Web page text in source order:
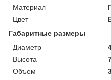
Материал
Цвет
Габаритные размеры
Диаметр
Высота
Объем